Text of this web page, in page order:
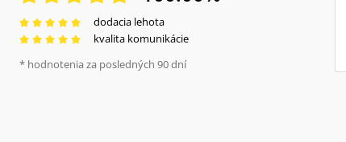
dodacia lehota
kvalita komunikácie
* hodnotenia za posledných 90 dní